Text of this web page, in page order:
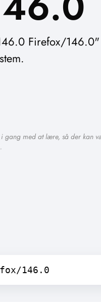
Firefox/
med at lære, så der kan
146.0